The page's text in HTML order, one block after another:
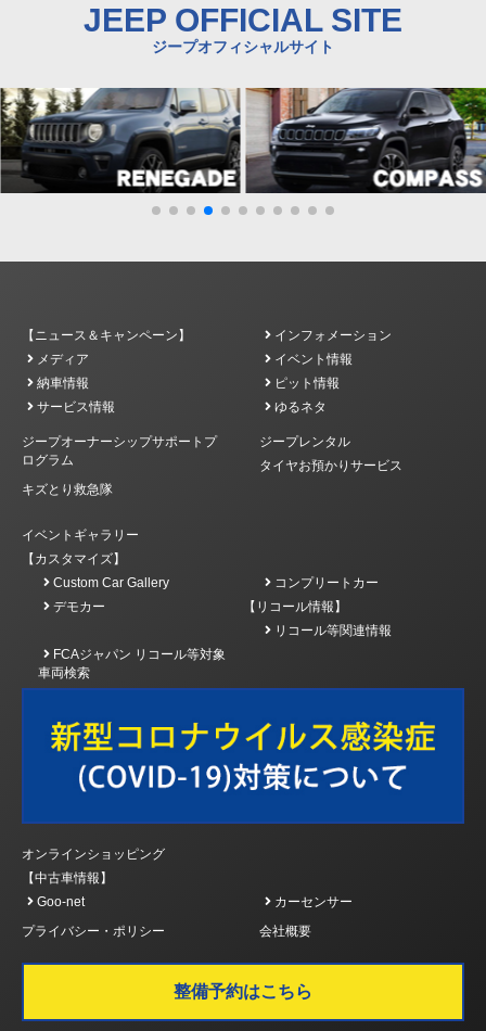
JEEP OFFICIAL SITE
ジープオフィシャルサイト
【ニュース＆キャンペーン】
インフォメーション
メディア
イベント情報
納車情報
ピット情報
サービス情報
ゆるネタ
ジープオーナーシップサポートプ
ログラム
ジープレンタル
タイヤお預かりサービス
キズとり救急隊
イベントギャラリー
【カスタマイズ】
Custom Car Gallery
コンプリートカー
デモカー
【リコール情報】
リコール等関連情報
FCAジャパン リコール等対象
車両検索
オンラインショッピング
【中古車情報】
Goo-net
カーセンサー
プライバシー・ポリシー
会社概要
整備予約はこちら